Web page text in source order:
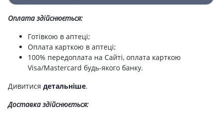
Оплата здійснюється:
Готівкою в аптеці;
Оплата карткою в аптеці;
100% передоплата на Сайті, оплата карткою
Visa/Mastercard будь-якого банку.
Дивитися детальніше.
Доставка здійснюється: